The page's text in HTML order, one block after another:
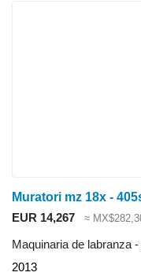
Muratori mz 18x -
EUR 14,267
≈
Maquinaria de labranza
2013